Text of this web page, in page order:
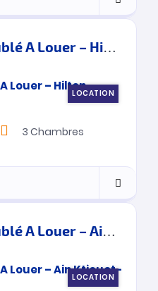
Appartement Meublé A Louer – Hilton – Tanger
LOCATION
3 Chambres
Appartement Meublé A Louer – Ain Ktiouet- Tanger
LOCATION